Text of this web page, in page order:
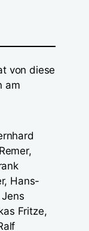
von diese
am
Hans-
Fritze,